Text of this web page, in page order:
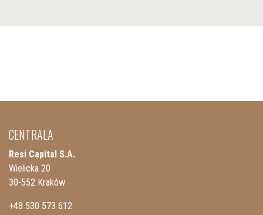
CENTRALA
Resi Capital S.A.
Wielicka 20
30-552 Kraków
+48 530 573 612